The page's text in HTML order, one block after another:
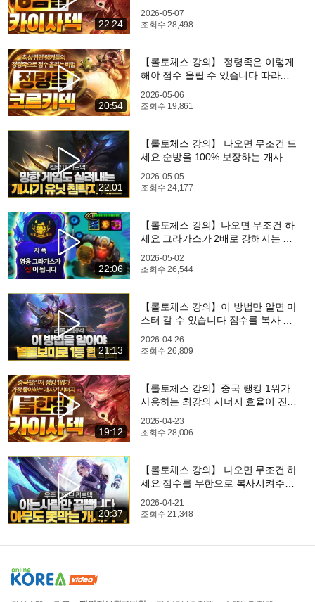
22:24
심공략(롤체 시즌17 티어덱 1티어 챌
2026-05-07
조회수28,498
20:54
【롤토체스 강의】 정령족은 이렇게
해야 점수 올릴 수 있습니다 따라하
핵심공략(롤체 시즌17 티어덱 1티어
2026-05-06
조회수 19,861
22:01
【롤토체스 강의】 나오면 무조건 드
세요 순방을 100% 보장하는 개사기
체 시즌17 티어덱 1티어 챌린저 구루
2026-05-05
조회수24,177
22:06
【롤토체스 강의】나오면 무조건 하
세요 그라가스가 2배로 강해지는 최
략(롤체 시즌17 티어덱 1티어 챌린저
2026-05-02
조회수26,544
21:13
【롤토체스 강의】이 방법만 알면 마
스터 갈 수 있습니다 점수를 복사 시
략(롤체 시즌17 티어덱 1티어 챌린저
2026-04-26
조회수26,809
19:12
【롤토체스 강의】중국 랭킹 1위가
사용하는 최강의 시너지 효율이 진짜
(롤체 시즌17 티어덱 1티어 챌린저
2026-04-23
조회수28,006
20:37
【롤토체스 강의】 나오면 무조건 하
세요 점수를 무한으로 복사시켜주는
공략핵심공략(롤체 시즌17 티어덱 1
2026-04-21
조회수21,348